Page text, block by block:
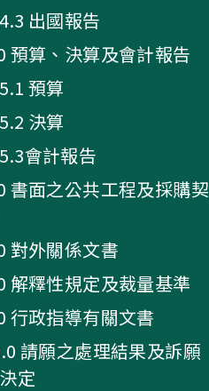
出國報告
預算、決算及會計報告
預算
決算
會計報告
書面之公共工程及採購契
對外關係文書
解釋性規定及裁量基準
行政指導有關文書
請願之處理結果及訴願
定